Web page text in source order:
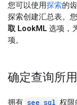
您可以使用探索的
探索创建汇总表。
取 LookML 选项，
项。
确定查询所
拥有 see_sql 权限